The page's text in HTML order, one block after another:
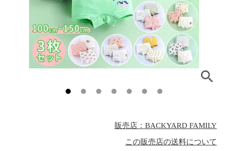
販売店：BACKYARD FAMILY
この販売店の送料について